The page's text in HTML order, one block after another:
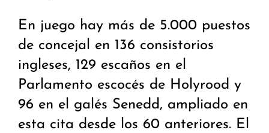
En juego hay más de 5.000 puestos
de concejal en 136 consistorios
ingleses, 129 escaños en el
Parlamento escocés de Holyrood y
96 en el galés Senedd, ampliado en
esta cita desde los 60 anteriores. El